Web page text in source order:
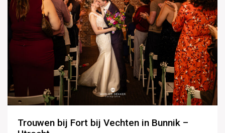
Trouwen bij Fort bij Vechten in Bunnik –